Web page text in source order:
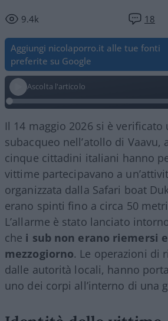
9.4k 18
Aggiungi nicolaporro.it alle tue fonti
preferite su Google
Ascolta l'articolo
Il 14 maggio 2026 si è
subacqueo nell’atollo di Vaavu,
cinque cittadini italiani hanno
vittime partecipavano a
organizzata dalla Safari boat
erano spinti fino a circa 50
L’allarme è stato lanciato
che i sub non erano riemersi
mezzogiorno. Le operazioni di
dalle autorità locali, hanno
uno dei corpi all’interno di una